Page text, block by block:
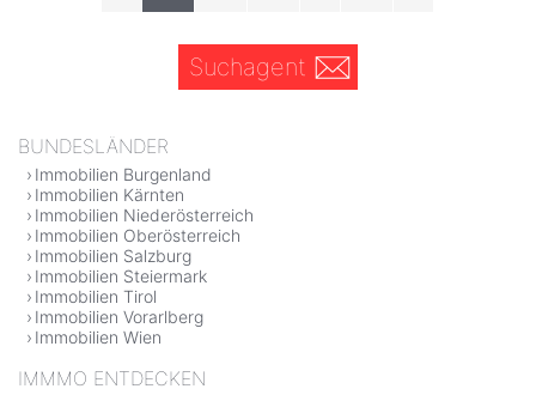
Suchagent
BUNDESLÄNDER
Immobilien Burgenland
Immobilien Kärnten
Immobilien Niederösterreich
Immobilien Oberösterreich
Immobilien Salzburg
Immobilien Steiermark
Immobilien Tirol
Immobilien Vorarlberg
Immobilien Wien
IMMMO ENTDECKEN